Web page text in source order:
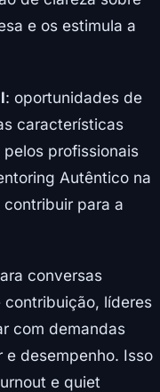
e os estimula a
: oportunidades de
características
profissionais
Autêntico na
para a
conversas
contribuição, líderes
com demandas
e desempenho. Isso
e quiet